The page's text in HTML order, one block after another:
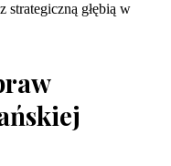
strategiczną głębią w